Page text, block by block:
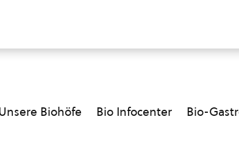
Biohöfe Bio Infocenter Bio-